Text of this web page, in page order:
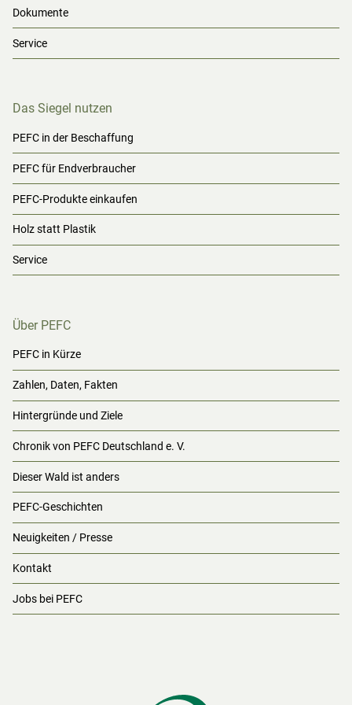
Dokumente
Service
Das Siegel nutzen
PEFC in der Beschaffung
PEFC für Endverbraucher
PEFC-Produkte einkaufen
Holz statt Plastik
Service
Über PEFC
PEFC in Kürze
Zahlen, Daten, Fakten
Hintergründe und Ziele
Chronik von PEFC Deutschland e. V.
Dieser Wald ist anders
PEFC-Geschichten
Neuigkeiten / Presse
Kontakt
Jobs bei PEFC